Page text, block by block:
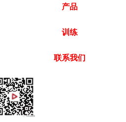
产品
训练
联系我们